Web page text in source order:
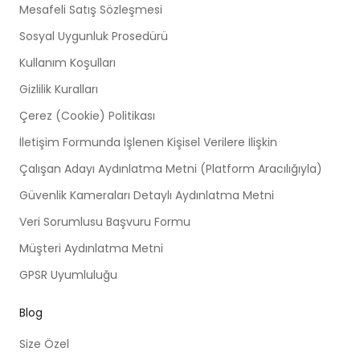
Mesafeli Satış Sözleşmesi
Sosyal Uygunluk Prosedürü
Kullanım Koşulları
Gizlilik Kuralları
Çerez (Cookie) Politikası
İletişim Formunda İşlenen Kişisel Verilere İlişkin
Çalışan Adayı Aydınlatma Metni (Platform Aracılığıyla)
Güvenlik Kameraları Detaylı Aydınlatma Metni
Veri Sorumlusu Başvuru Formu
Müşteri Aydınlatma Metni
GPSR Uyumluluğu
Blog
Size Özel